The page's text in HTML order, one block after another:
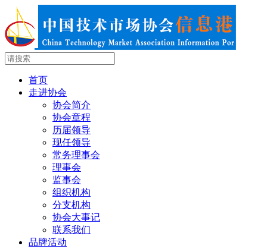
首页
走进协会
协会简介
协会章程
历届领导
现任领导
常务理事会
理事会
监事会
组织机构
分支机构
协会大事记
联系我们
品牌活动